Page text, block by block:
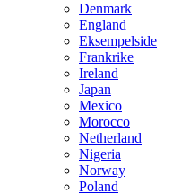
Denmark
England
Eksempelside
Frankrike
Ireland
Japan
Mexico
Morocco
Netherland
Nigeria
Norway
Poland